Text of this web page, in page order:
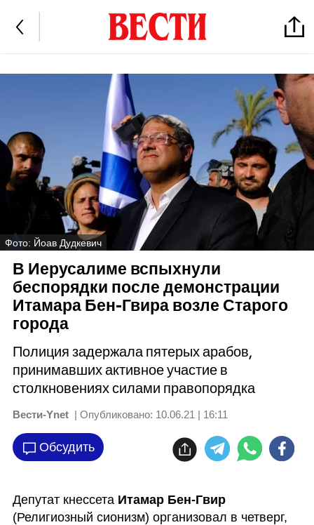
Фото: Йоав Дудкевич
В Иерусалиме вспыхнули
беспорядки после демонстрации
Итамара Бен-Гвира возле Старого
города
Полиция задержала пятерых арабов,
принимавших активное участие в
столкновениях силами правопорядка
Вести-Ynet | Опубликовано: 10.06.21 | 16:11
Обсудить
Депутат кнессета
Итамар Бен-Гвир
(Религиозный сионизм) организовал в четверг,